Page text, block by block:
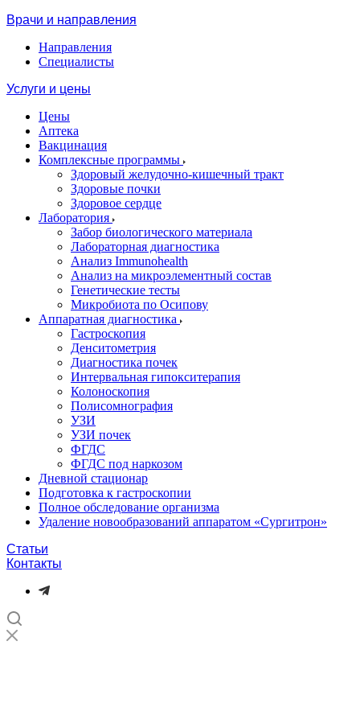
Врачи и направления
Направления
Специалисты
Услуги и цены
Цены
Аптека
Вакцинация
Комплексные программы
Здоровый желудочно-кишечный тракт
Здоровые почки
Здоровое сердце
Лаборатория
Забор биологического материала
Лабораторная диагностика
Анализ Immunohealth
Анализ на микроэлементный состав
Генетические тесты
Микробиота по Осипову
Аппаратная диагностика
Гастроскопия
Денситометрия
Диагностика почек
Интервальная гипокситерапия
Колоноскопия
Полисомнография
УЗИ
УЗИ почек
ФГДС
ФГДС под наркозом
Дневной стационар
Подготовка к гастроскопии
Полное обследование организма
Удаление новообразований аппаратом «Сургитрон»‎
Статьи
Контакты